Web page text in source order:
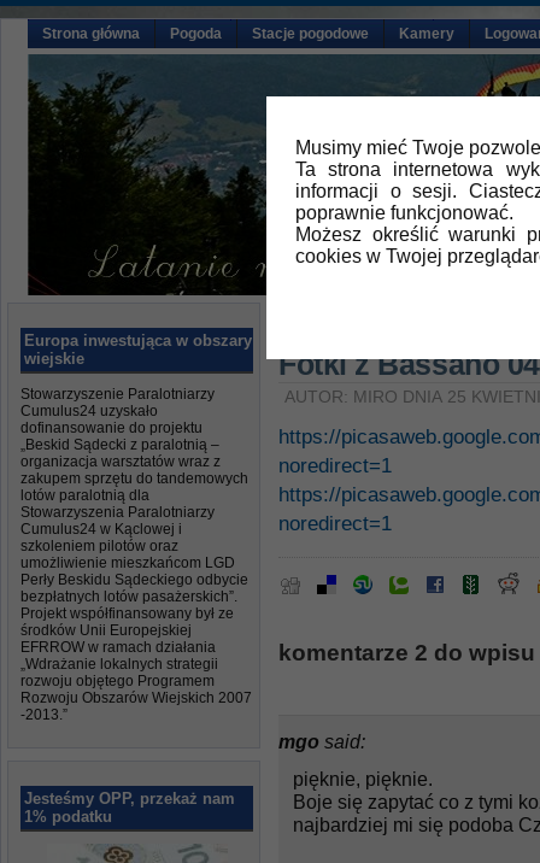
Musimy mieć Twoje
Ta strona internetowa
informacji o sesji.
poprawnie funkcjonować.
Możesz określić warunki
cookies w Twojej
Strona główna Pogoda Stacje pogodowe Kamery
Europa inwestująca w obszary
wiejskie
Stowarzyszenie Paralotniarzy
Cumulus24 uzyskało
dofinansowanie do projektu
„Beskid Sądecki z paralotnią –
organizacja warsztatów wraz z
zakupem sprzętu do tandemowych
lotów paralotnią dla
Stowarzyszenia Paralotniarzy
Cumulus24 w Kąclowej i
szkoleniem pilotów oraz
umożliwienie mieszkańcom LGD
Perły Beskidu Sądeckiego odbycie
bezpłatnych lotów pasażerskich”.
Projekt współfinansowany był ze
środków Unii Europejskiej
EFRROW w ramach działania
„Wdrażanie lokalnych strategii
rozwoju objętego Programem
Rozwoju Obszarów Wiejskich 2007
-2013.”
Jesteśmy OPP, przekaż nam
1% podatku
Fotki z Bassano
AUTOR: MIRO DNIA 25
https://
noredirect=1
https://
noredirect=1
komentarze 2 do
mgo said:
pięknie, pięknie.
Boje się zapytać co z tymi
najbardziej mi się podoba